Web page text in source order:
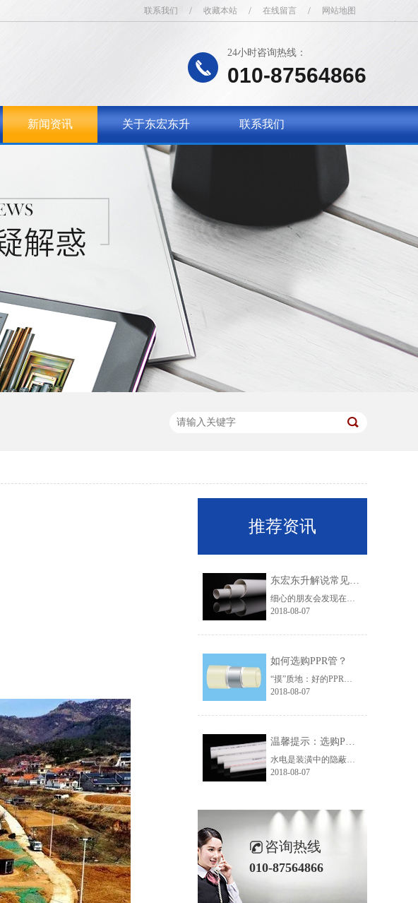
联系我们 / 收藏本站 / 在线留言 / 网站地图
24小时咨询热线：
010-87564866
新闻资讯 关于东宏东升 联系我们
推荐资讯
东宏东升解说常见的五种排水管道知识
细心的朋友会发现在我们的脚底下，安装着各种不同材质的排水管，它们的用途各不相同，不过它们的功能却都是为了排水。安装排水管的意义重大，有了它才不会出现水漫金山的情况。那么排水管道有哪几种呢?
2018-08-07
如何选购PPR管？
“摸”质地：好的PPR水管100%是PPR原料(无任何添加料)质地纯正，表面光洁，手感柔和，伪PPR管手感光滑，一般来说，颗粒粗糙的很可能掺和了杂质。
2018-08-07
温馨提示：选购PPR管时需避开的四个误区
水电是装潢中的隐蔽工程，一旦出现问题的话，那将给自己的生活带来很大的麻烦。为了确保万无一失，大家需要把握好选材关和施工关。出于健康、环保的考虑，很多人都会选用PPR管作为水管，那么选购PPR管时应避开哪些误区呢?
2018-08-07
咨询热线
010-87564866